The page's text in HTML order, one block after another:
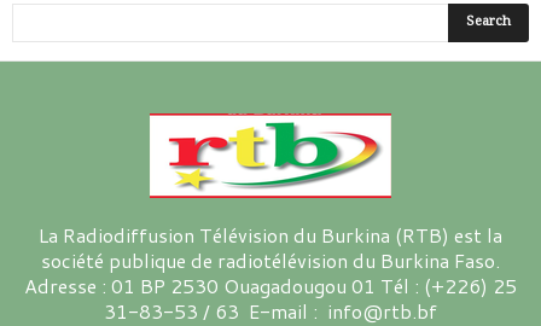
La Radiodiffusion Télévision du Burkina (RTB) est la
société publique de radiotélévision du Burkina Faso.
Adresse : 01 BP 2530 Ouagadougou 01 Tél : (+226) 25
31-83-53 / 63 E-mail : info@rtb.bf